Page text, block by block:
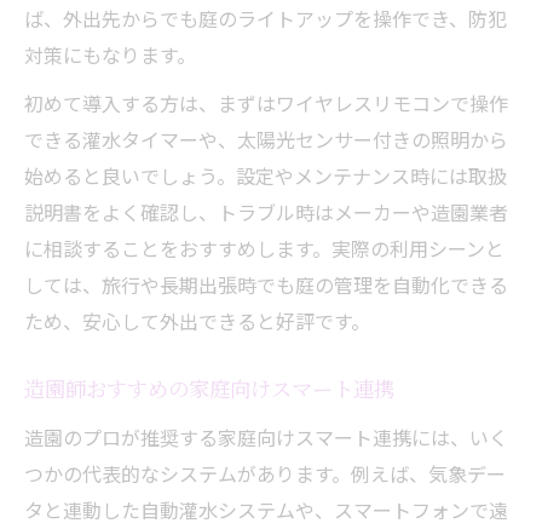
ば、外出先からでも庭のライトアップを操作でき、防犯
対策にもなります。
初めて導入する方は、まずはワイヤレスリモコンで操作
できる灌水タイマーや、太陽光センサー付きの照明から
始めると良いでしょう。設定やメンテナンス時には取扱
説明書をよく確認し、トラブル時はメーカーや造園業者
に相談することをおすすめします。実際の利用シーンと
しては、旅行や長期出張時でも庭の管理を自動化できる
ため、安心して外出できると好評です。
造園師おすすめの家庭向けスマート連携
造園のプロが推奨する家庭向けスマート連携には、いく
つかの代表的なシステムがあります。例えば、気象デー
タと連動した自動灌水システムや、スマートフォンで遠